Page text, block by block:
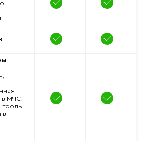
в МЧС.
в